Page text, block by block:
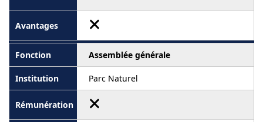
Assemblée générale
Parc Naturel